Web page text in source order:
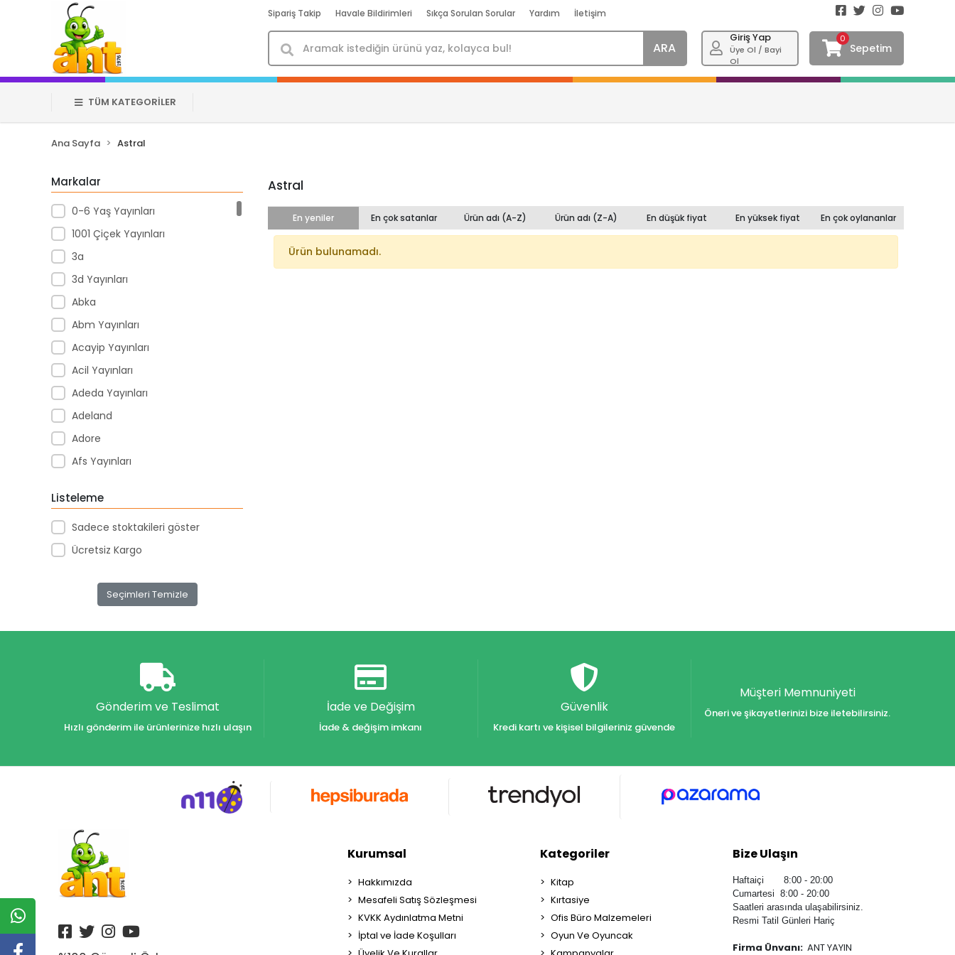
Sipariş Takip Havale Bildirimleri Sıkça Sorulan Sorular Yardım İletişim
ARA
Giriş Yap
Üye Ol / Bayi
Ol
0
Sepetim
TÜM KATEGORİLER
Ana Sayfa Astral
Markalar
0-6 Yaş Yayınları
1001 Çiçek Yayınları
3a
3d Yayınları
Abka
Abm Yayınları
Acayip Yayınları
Acil Yayınları
Adeda Yayınları
Adeland
Adore
Afs Yayınları
Agt
Aıhao
Akademi Denizi Yayınları
Akçağ Yayınları
Alfa Yayınları
Alfabe Yayınları
Altın Karma Yayınları
Altın Kitaplar Yayınevi
Altın Kitaplar Yayınları
Altınyıldız
Listeleme
Sadece stoktakileri göster
Ücretsiz Kargo
Seçimleri Temizle
Astral
En yeniler En çok satanlar Ürün adı (A-Z) Ürün adı (Z-A) En düşük fiyat En yüksek fiyat En çok oylananlar
Ürün bulunamadı.
Gönderim ve Teslimat
Hızlı gönderim ile ürünlerinize hızlı ulaşın
İade ve Değişim
İade & değişim imkanı
Güvenlik
Kredi kartı ve kişisel bilgileriniz güvende
Müşteri Memnuniyeti
Öneri ve şikayetlerinizi bize iletebilirsiniz.
Kurumsal
Hakkımızda
Mesafeli Satış Sözleşmesi
KVKK Aydınlatma Metni
İptal ve İade Koşulları
Kategoriler
Kitap
Kırtasiye
Ofis Büro Malzemeleri
Oyun Ve Oyuncak
Bize Ulaşın
Haftaiçi 8:00 - 20:00
Cumartesi 8:00 - 20:00
Saatleri arasında ulaşabilirsiniz.
Resmi Tatil Günleri Hariç
Firma Ünvanı: ANT YAYIN